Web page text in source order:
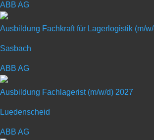
ABB AG
Ausbildung Fachkraft für Lagerlogistik (m/
Sasbach
ABB AG
Ausbildung Fachlagerist (m/w/d) 2027
Luedenscheid
ABB AG
2026
Art: Ausbildungsplatz